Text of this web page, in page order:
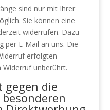
sind nur mit Ihrer
Sie können eine
widerrufen. Dazu
per E-Mail an uns. Die
erfolgten
unberührt.
gegen die